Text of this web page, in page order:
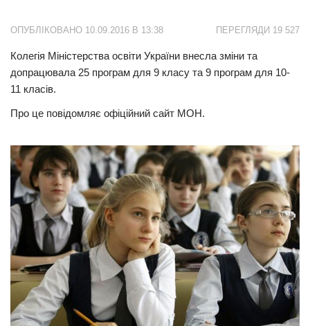
Харків
Донбас
Одеса
Економіка
Політика
Світ
Цікаво
Наука
Технології
Історії
Рецепти
ПЕРЕГЛЯДИ 19 527
ОПУБЛІКОВАНО 10.09.2016 В 13:38
Колегія Міністерства освіти України внесла зміни та
допрацювала 25 програм для 9 класу та 9 програм для 10-
11 класів.
Про це повідомляє офіційний сайт МОН.